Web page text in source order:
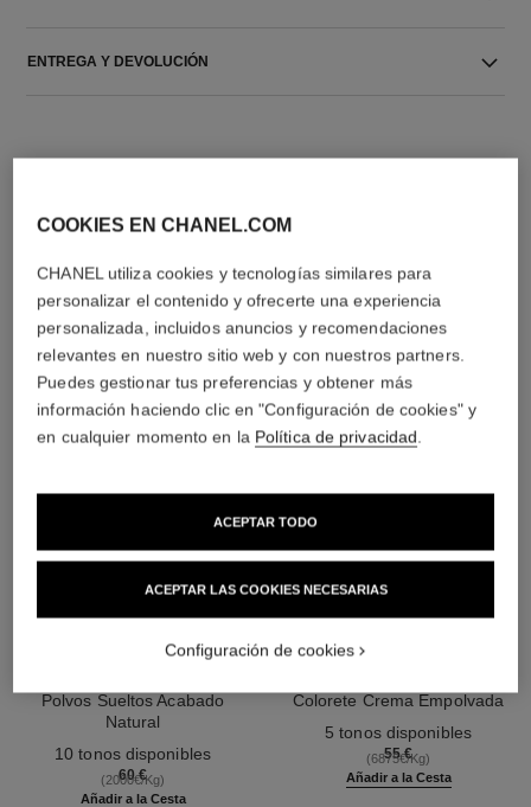
ENTREGA Y DEVOLUCIÓN
LA COMBINACIÓN PERFECTA
Polvos Sueltos Acabado
Natural
10 tonos disponibles
60 €
(2000€/Kg)
Añadir a la Cesta
Colorete Crema Empolvada
5 tonos disponibles
55 €
(6875€/Kg)
Añadir a la Cesta
COOKIES EN CHANEL.COM
CHANEL utiliza cookies y tecnologías similares para
personalizar el contenido y ofrecerte una experiencia
personalizada, incluidos anuncios y recomendaciones
relevantes en nuestro sitio web y con nuestros partners.
Puedes gestionar tus preferencias y obtener más
información haciendo clic en "Configuración de cookies" y
en cualquier momento en la Política de privacidad
ACEPTAR LAS COOKIES NECESARIAS
ACEPTAR TODO
Configuración de cookies